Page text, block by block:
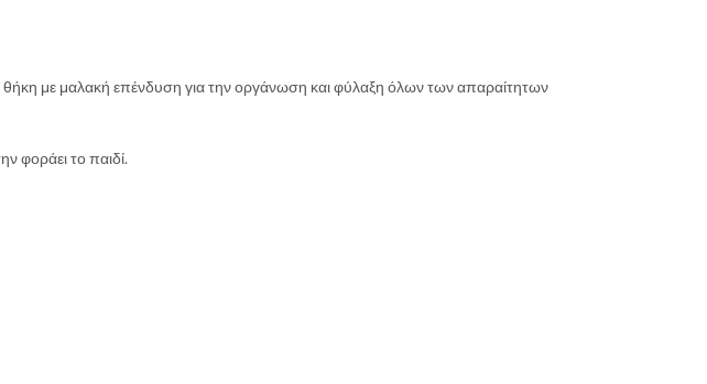
θήκη με μαλακή επένδυση για την οργάνωση και φύλαξη όλων των απαραίτητων
φοράει το παιδί.